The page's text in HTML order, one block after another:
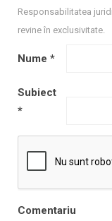
Responsabilitatea
revine în exclusivitate.
Nume *
Subiect
*
Comentariu